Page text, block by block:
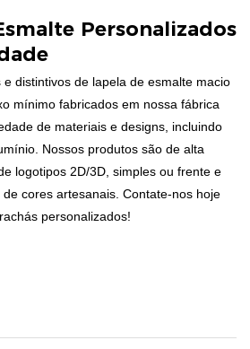
Personalizados
distintivos de lapela de esmalte macio
mínimo fabricados em nossa fábrica
de materiais e designs, incluindo
Nossos produtos são de alta
logotipos 2D/3D, simples ou frente e
cores artesanais. Contate-nos hoje
personalizados!